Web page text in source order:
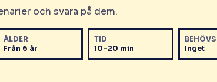
och svara på dem.
ÅLDER
Från 6 år
TID
10–20 min
BEHÖVS
Inget